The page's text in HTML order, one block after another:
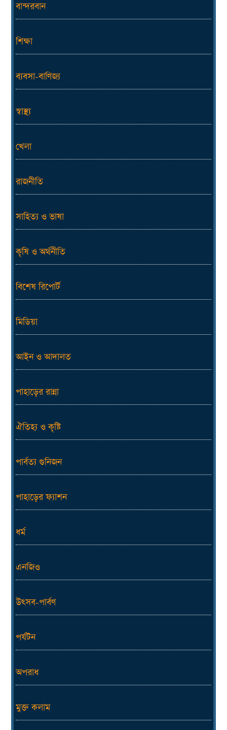
বান্দরবান
শিক্ষা
ব্যবসা-বাণিজ্য
স্বাস্থ্য
খেলা
রাজনীতি
সাহিত্য ও ভাষা
কৃষি ও অর্থনীতি
বিশেষ রিপোর্ট
মিডিয়া
আইন ও আদালত
পাহাড়ের রান্না
ঐতিহ্য ও কৃষ্টি
পার্বত্য গুনিজন
পাহাড়ের ফ্যাশন
ধর্ম
এনজিও
উৎসব-পার্বণ
পর্যটন
অপরাধ
মুক্ত কলাম